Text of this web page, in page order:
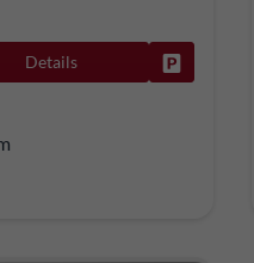
Details Fahrzeug